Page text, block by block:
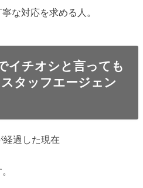
な対応を求める人。
イチオシと言っても
タッフエージェン
経過した現在